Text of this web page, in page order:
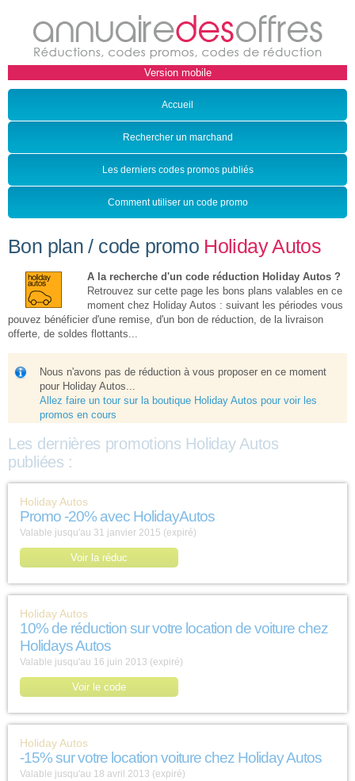
Accueil
Rechercher un marchand
Les derniers codes promos publiés
Comment utiliser un code promo
Bon plan / code promo Holiday Autos
A la recherche d'un code réduction Holiday Autos ?
Retrouvez sur cette page les bons plans valables en ce
moment chez Holiday Autos : suivant les périodes vous
pouvez bénéficier d'une remise, d'un bon de réduction, de la livraison
offerte, de soldes flottants...
Nous n'avons pas de réduction à vous proposer en ce moment
pour Holiday Autos...
Allez faire un tour sur la boutique Holiday Autos pour voir les
promos en cours
Les dernières promotions Holiday Autos
publiées :
Holiday Autos
Promo -20% avec HolidayAutos
Valable jusqu'au 31 janvier 2015 (expiré)
Voir la réduc
Holiday Autos
10% de réduction sur votre location de voiture chez
Holidays Autos
Valable jusqu'au 16 juin 2013 (expiré)
Voir le code
Holiday Autos
-15% sur votre location voiture chez Holiday Autos
Valable jusqu'au 18 avril 2013 (expiré)